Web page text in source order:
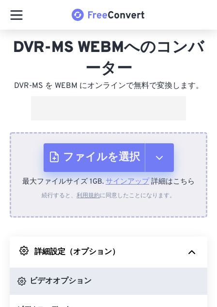
DVR-MS WEBMへのコンバ
ーター
DVR-MS を WEBM にオンラインで無料で変換します。
ファイルを選択
デバイスから
Googleドライブから
最大ファイルサイズ 1GB. サインアップ詳細はこちら
続行すると、 利用規約に同意したことになります。
詳細設定（オプション）
ビデオオプション